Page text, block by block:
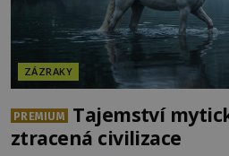
ZÁZRAKY
PREMIUM
Tajemství
ztracená civilizace